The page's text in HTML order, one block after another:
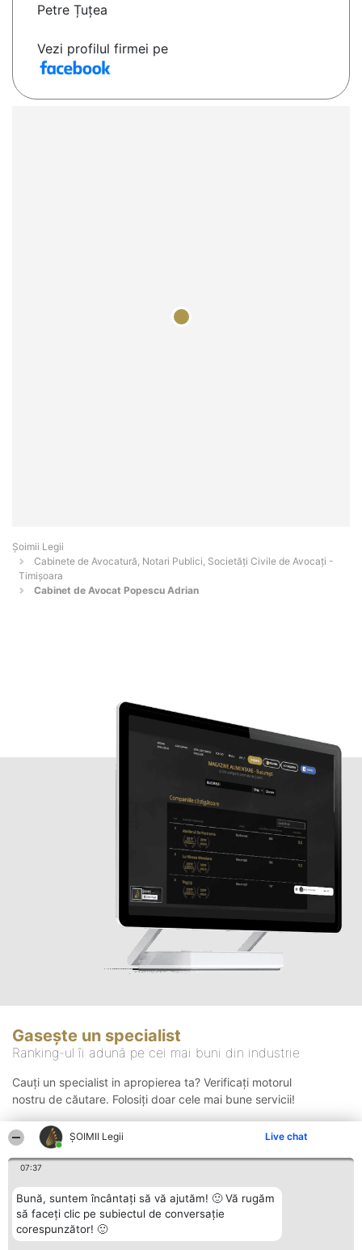
ȘOIMII Legii Live chat
07:37
Bună, suntem încântați să vă ajutăm! 🙂 Vă rugăm
să faceți clic pe subiectul de conversație
corespunzător! 🙂
Petre Țuțea
Vezi profilul firmei pe
Șoimii Legii
Cabinete de Avocatură, Notari Publici, Societăți Civile de Avocați -
Timişoara
Cabinet de Avocat Popescu Adrian
Gasește un specialist
Ranking-ul îi adună pe cei mai buni din industrie
Cauți un specialist in apropierea ta? Verificați motorul
nostru de căutare. Folosiți doar cele mai bune servicii!